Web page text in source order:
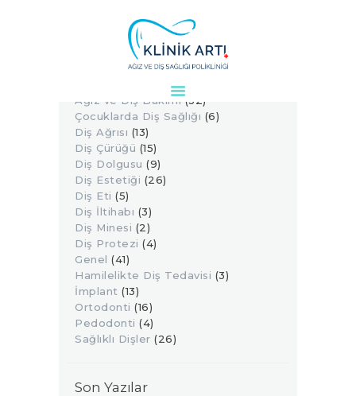
ANASAYFA
KURUMSAL
DOKTORLARIMIZ
TEDAVILER
VAKALAR
KVKK
AYDINLATMA
METNI
BLOG
KLINIĞIMIZ
İLETIŞIM
Yazı Kategorileri
Ağız ve Diş Bakımı(32)
Çocuklarda Diş Sağlığı (6)
Diş Ağrısı (13)
Diş Çürüğü (15)
Diş Dolgusu (9)
Diş Estetiği (26)
Diş Eti (5)
Diş İltihabı (3)
Diş Minesi (2)
Diş Protezi (4)
Genel (41)
Hamilelikte Diş Tedavisi (3)
İmplant (13)
Ortodonti (16)
Pedodonti (4)
Sağlıklı Dişler (26)
Son Yazılar